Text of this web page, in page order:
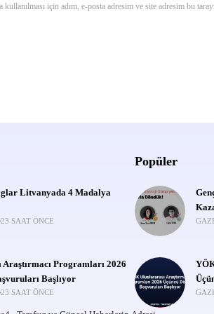
için adım, e-posta adresim ve site adresim bu
Litvanyada 4 Madalya
23 SAAT ÖNCE
Programları 2026
Başlıyor
23 SAAT ÖNCE
Popüler